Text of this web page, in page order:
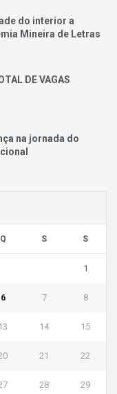
do interior a
Mineira de Letras
DE VAGAS
na jornada do
Q S S
1
6 7 8
14 15
21 22
28 29